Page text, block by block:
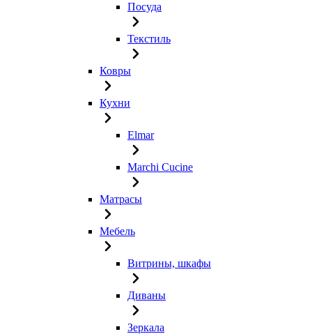
Посуда
Текстиль
Ковры
Кухни
Elmar
Marchi Cucine
Матрасы
Мебель
Витрины, шкафы
Диваны
Зеркала